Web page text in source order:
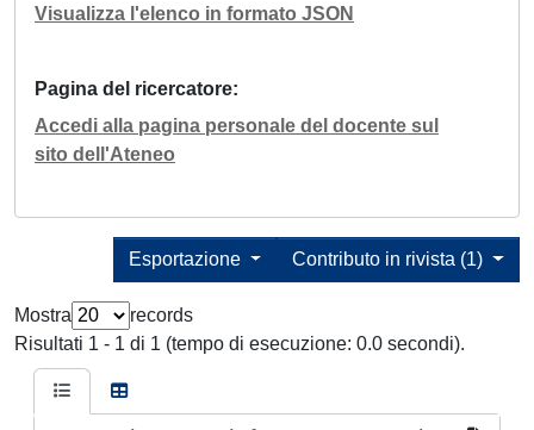
Visualizza l'elenco in formato JSON
Pagina del ricercatore
Accedi alla pagina personale del docente sul
sito dell'Ateneo
Contributo in rivista (1)
Esportazione
Mostra
records
Risultati 1 - 1 di 1 (tempo di esecuzione: 0.0 secondi).